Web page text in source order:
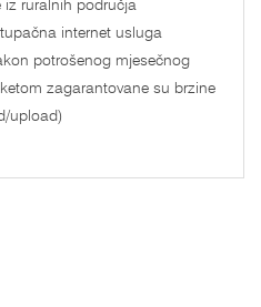
iz ruralnih područja
internet usluga
potrošenog mjesečnog
zagarantovane su brzine
upload)